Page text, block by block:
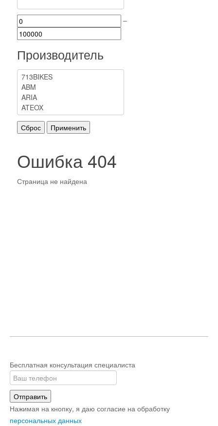
Ошибка 404
Страница не найдена
–
Производитель
Бесплатная консультация специалиста
Отправить
Нажимая на кнопку, я даю согласие на обработку
персональных данных